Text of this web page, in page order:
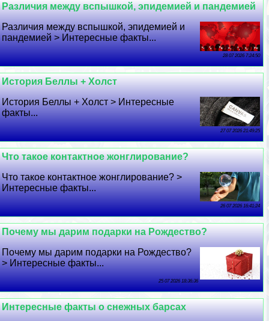
Различия между вспышкой, эпидемией и пандемией
Различия между вспышкой, эпидемией и
пандемией > Интересные факты...
28 07 2026 7:24:50
История Беллы + Холст
История Беллы + Холст > Интересные
факты...
27 07 2026 21:49:25
Что такое контактное жонглирование?
Что такое контактное жонглирование? >
Интересные факты...
26 07 2026 16:41:24
Почему мы дарим подарки на Рождество?
Почему мы дарим подарки на Рождество?
> Интересные факты...
25 07 2026 18:36:36
Интересные факты о снежных барсах